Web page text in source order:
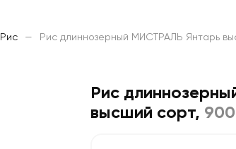
Рис — Рис длиннозерный МИСТРАЛЬ Янтарь
Рис
высший сорт,